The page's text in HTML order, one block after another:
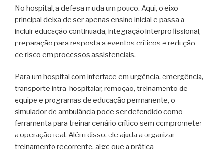
No hospital, a defesa muda um pouco. Aqui, o eixo
principal deixa de ser apenas ensino inicial e passa a
incluir educação continuada, integração interprofissional,
preparação para resposta a eventos críticos e redução
de risco em processos assistenciais.
Para um hospital com interface em urgência, emergência,
transporte intra-hospitalar, remoção, treinamento de
equipe e programas de educação permanente, o
simulador de ambulância pode ser defendido como
ferramenta para treinar cenário crítico sem comprometer
a operação real. Além disso, ele ajuda a organizar
treinamento recorrente, algo que a prática